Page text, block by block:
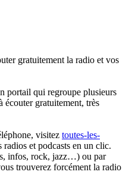
gratuitement la radio et vos
portail qui regroupe plusieurs
écouter gratuitement, très
visitez toutes-les-
et podcasts en un clic.
infos, rock, jazz…) ou par
trouverez forcément la radio